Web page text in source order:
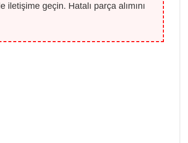
iletişime geçin. Hatalı parça alımını